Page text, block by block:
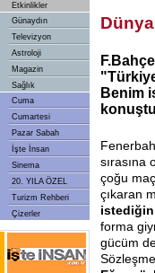
Etkinlikler
Günaydın
Televizyon
Astroloji
Magazin
Sağlık
Cuma
Cumartesi
Pazar Sabah
İşte İnsan
Sinema
20. YILA ÖZEL
Turizm Rehberi
Çizerler
Dünya
Benim
sırasına
çoğu
çıkaran
forma
gücüm